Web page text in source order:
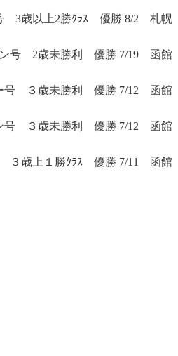
3歳以上2勝ｸﾗｽ 優勝 8/2 札幌
ン号 2歳未勝利 優勝 7/19 函館
号 ３歳未勝利 優勝 7/12 函館
号 ３歳未勝利 優勝 7/12 函館
歳上１勝ｸﾗｽ 優勝 7/11 函館